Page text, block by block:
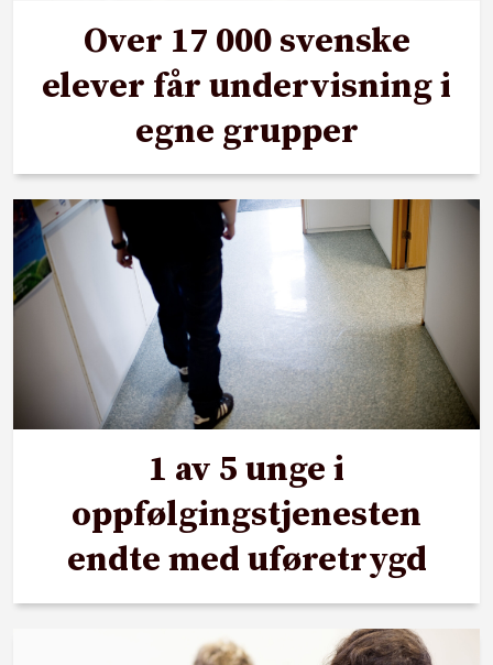
Over 17 000 svenske
elever får undervisning i
egne grupper
1 av 5 unge i
oppfølgingstjenesten
endte med uføretrygd